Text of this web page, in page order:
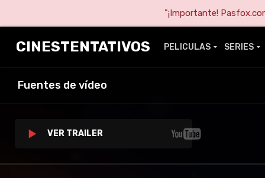
"¡Importante!
CINESTENTATIVOS PELICULAS SERIES
Fuentes de vídeo
VER TRAILER